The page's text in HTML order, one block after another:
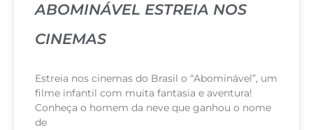
ABOMINÁVEL ESTREIA NOS
CINEMAS
Estreia nos cinemas do Brasil o “Abominável”, um
filme infantil com muita fantasia e aventura!
Conheça o homem da neve que ganhou o nome
de